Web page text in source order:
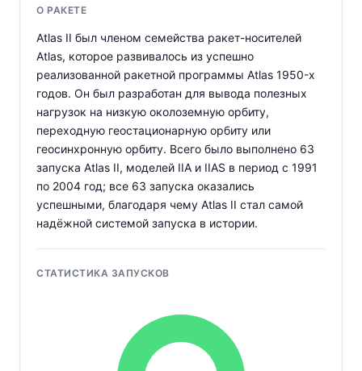
О РАКЕТЕ
Atlas II был членом семейства ракет-носителей
Atlas, которое развивалось из успешно
реализованной ракетной программы Atlas 1950-х
годов. Он был разработан для вывода полезных
нагрузок на низкую околоземную орбиту,
переходную геостационарную орбиту или
геосинхронную орбиту. Всего было выполнено 63
запуска Atlas II, моделей IIA и IIAS в период с 1991
по 2004 год; все 63 запуска оказались
успешными, благодаря чему Atlas II стал самой
надёжной системой запуска в истории.
СТАТИСТИКА ЗАПУСКОВ